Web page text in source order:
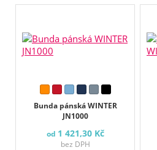
Bunda pánská WINTER
JN1000
od 1 421,30 Kč
bez DPH